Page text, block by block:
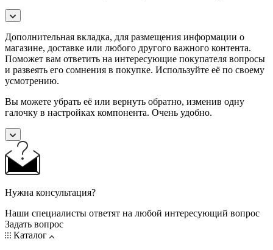
Дополнительная вкладка, для размещения информации о
магазине, доставке или любого другого важного контента.
Поможет вам ответить на интересующие покупателя вопросы
и развеять его сомнения в покупке. Используйте её по своему
усмотрению.
Вы можете убрать её или вернуть обратно, изменив одну
галочку в настройках компонента. Очень удобно.
Нужна консультация?
Наши специалисты ответят на любой интересующий вопрос
Задать вопрос
Каталог